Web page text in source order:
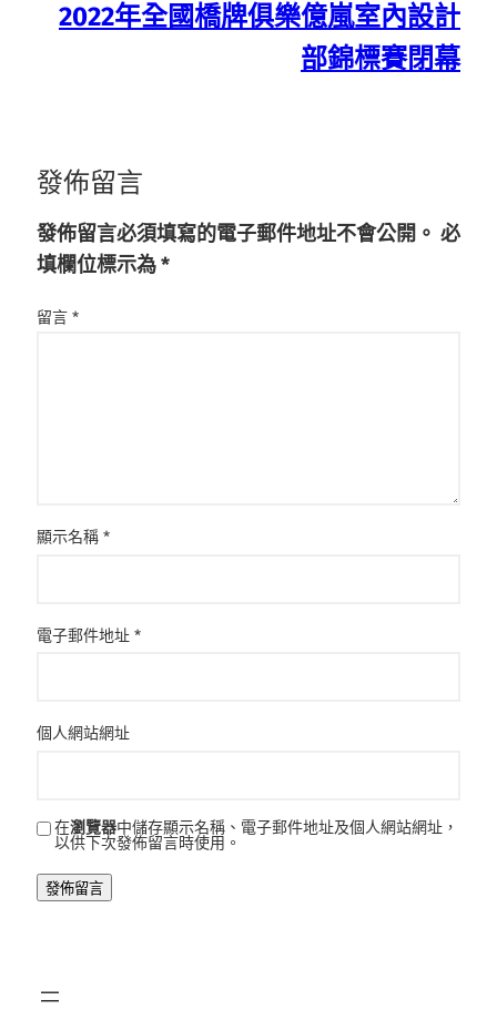
2022年全國橋牌俱樂億嵐室內設計
部錦標賽閉幕
發佈留言
發佈留言必須填寫的電子郵件地址不會公開。 必
填欄位標示為*
留言 *
顯示名稱 *
電子郵件地址 *
個人網站網址
在瀏覽器中儲存顯示名稱、電子郵件地址及個人網站網址，
以供下次發佈留言時使用。